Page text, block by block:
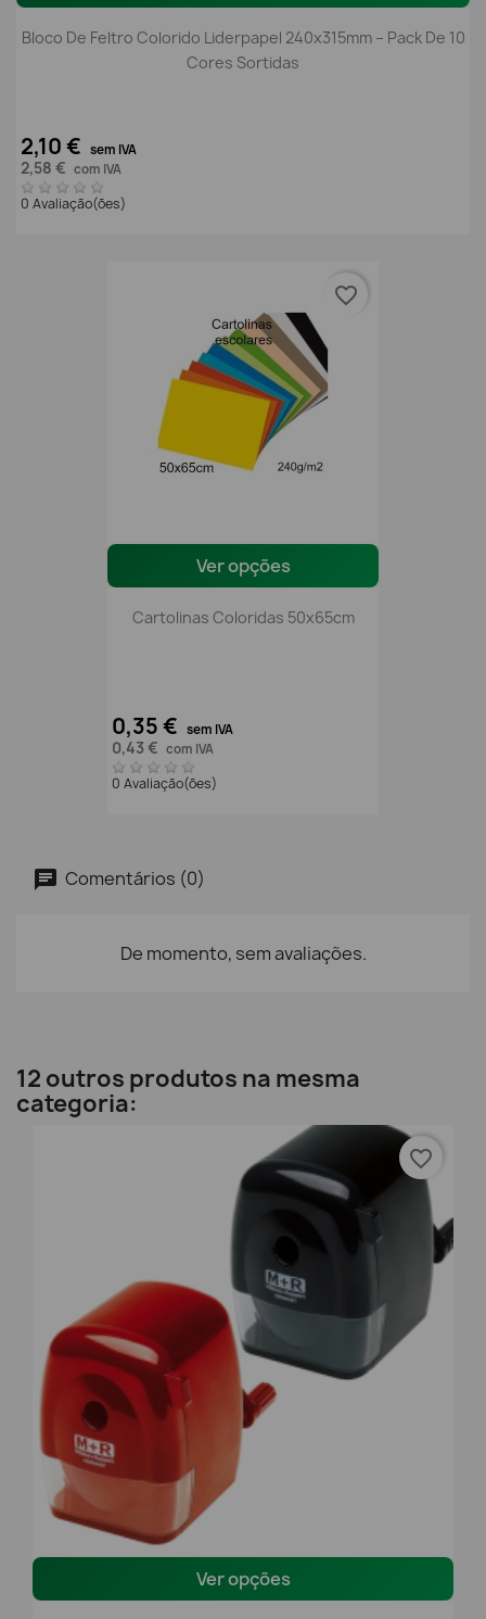
Bloco De Feltro Colorido Liderpapel 240x315mm – Pack De 10
Cores Sortidas
2,10 € sem IVA
2,58 € com IVA
0 Avaliação(ões)
Ver opções
Cartolinas Coloridas 50x65cm
0,35 € sem IVA
0,43 € com IVA
0 Avaliação(ões)
favorite_border
Comentários (0)
De momento, sem avaliações.
12 outros produtos na mesma
categoria:
Ver opções
favorite_border